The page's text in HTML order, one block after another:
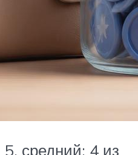
5, средний: 4 из